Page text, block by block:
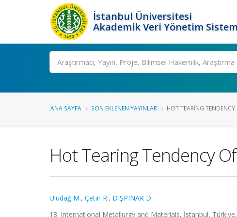
İstanbul Üniversitesi
Akademik Veri Yönetim
Ara
ANA SAYFA SON EKLENEN YAYINLAR HOT TEARING
Hot Tearing Tendency
Uludağ M., Çetin R., DIŞPINAR D.
18. International Metallurgy and Materials, İstanbul,